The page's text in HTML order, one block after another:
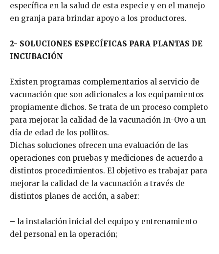
específica en la salud de esta especie y en el manejo
en granja para brindar apoyo a los productores.
2- SOLUCIONES ESPECÍFICAS PARA PLANTAS DE
INCUBACIÓN
Existen programas complementarios al servicio de
vacunación que son adicionales a los equipamientos
propiamente dichos. Se trata de un proceso completo
para mejorar la calidad de la vacunación In-Ovo a un
día de edad de los pollitos.
Dichas soluciones ofrecen una evaluación de las
operaciones con pruebas y mediciones de acuerdo a
distintos procedimientos. El objetivo es trabajar para
mejorar la calidad de la vacunación a través de
distintos planes de acción, a saber:
– la instalación inicial del equipo y entrenamiento
del personal en la operación;